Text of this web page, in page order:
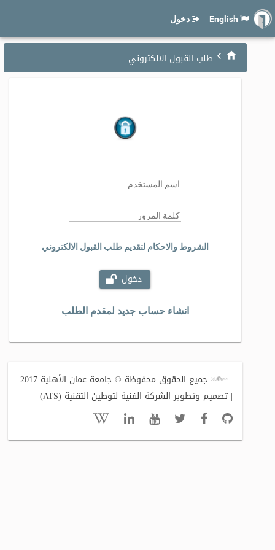
دخول
طلب القبول الالكتروني
الشروط والاحكام لتقديم طلب القبول الالكتروني
دخول
انشاء حساب جديد لمقدم الطلب
جميع الحقوق محفوظة © جامعة عمان الأهلية 2017
| تصميم وتطوير الشركة الفنية لتوطين التقنية (ATS)